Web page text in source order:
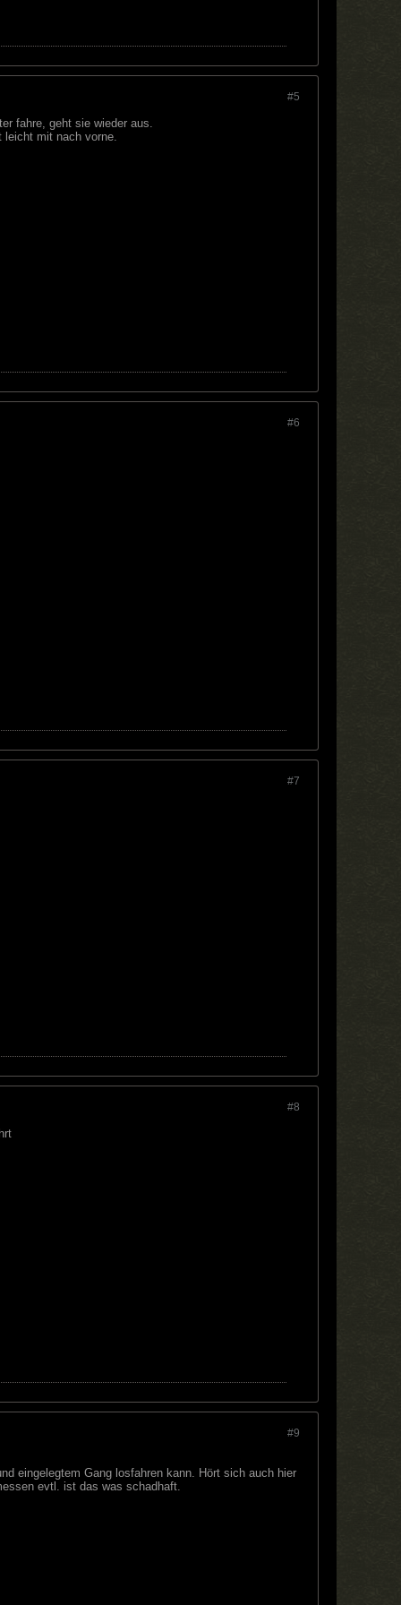
#5
fahre, geht sie wieder aus.
leicht mit nach vorne.
#6
#7
#8
#9
eingelegtem Gang losfahren kann. Hört sich auch hier
evtl. ist das was schadhaft.